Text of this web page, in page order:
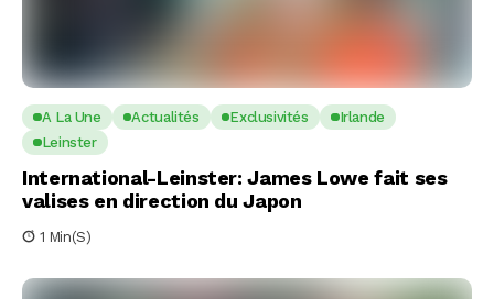
A La Une Actualités Exclusivités
Irlande
Leinster
International-Leinster: James Lowe fait ses
valises en direction du Japon
1 Min(s)